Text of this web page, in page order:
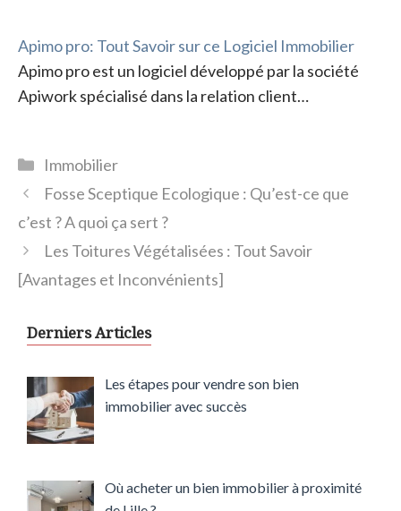
Apimo pro: Tout Savoir sur ce Logiciel Immobilier
Apimo pro est un logiciel développé par la société
Apiwork spécialisé dans la relation client…
Catégories
Immobilier
Fosse Sceptique Ecologique : Qu’est-ce que
c’est ? A quoi ça sert ?
Les Toitures Végétalisées : Tout Savoir
[Avantages et Inconvénients]
Derniers Articles
Les étapes pour vendre son bien
immobilier avec succès
Où acheter un bien immobilier à proximité